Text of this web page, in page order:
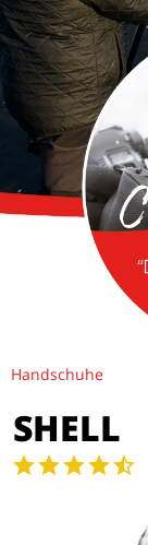
Handschuhe
SHELL